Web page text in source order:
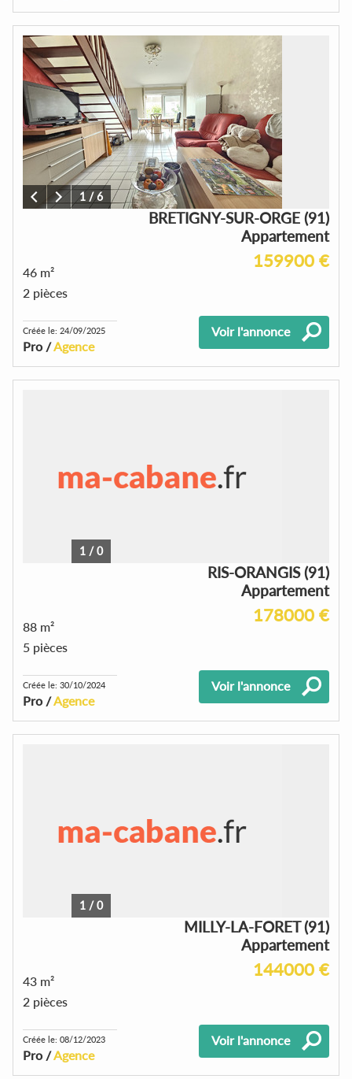
1 /6
BRETIGNY-SUR-ORGE (91)
Appartement
159900 €
46 m²
2 pièces
Créée le: 24/09/2025
Pro /Agence
Voir l'annonce
1 /0
RIS-ORANGIS (91)
Appartement
178000 €
88 m²
5 pièces
Créée le: 30/10/2024
Pro /Agence
Voir l'annonce
1 /0
MILLY-LA-FORET (91)
Appartement
144000 €
43 m²
2 pièces
Créée le: 08/12/2023
Pro /Agence
Voir l'annonce